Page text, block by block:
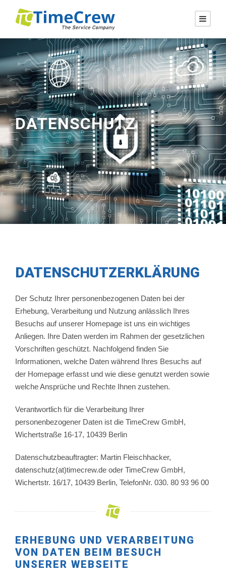
DATENSCHUTZ
DATENSCHUTZERKLÄRUNG
Der Schutz Ihrer personenbezogenen Daten bei der
Erhebung, Verarbeitung und Nutzung anlässlich Ihres
Besuchs auf unserer Homepage ist uns ein wichtiges
Anliegen. Ihre Daten werden im Rahmen der gesetzlichen
Vorschriften geschützt. Nachfolgend finden Sie
Informationen, welche Daten während Ihres Besuchs auf
der Homepage erfasst und wie diese genutzt werden sowie
welche Ansprüche und Rechte Ihnen zustehen.
Verantwortlich für die Verarbeitung Ihrer
personenbezogener Daten ist die TimeCrew GmbH,
Wichertstraße 16-17, 10439 Berlin
Datenschutzbeauftragter: Martin Fleischhacker,
datenschutz(at)timecrew.de oder TimeCrew GmbH,
Wichertstr. 16/17, 10439 Berlin, TelefonNr. 030. 80 93 96 00
ERHEBUNG UND VERARBEITUNG
VON DATEN BEIM BESUCH
UNSERER WEBSEITE